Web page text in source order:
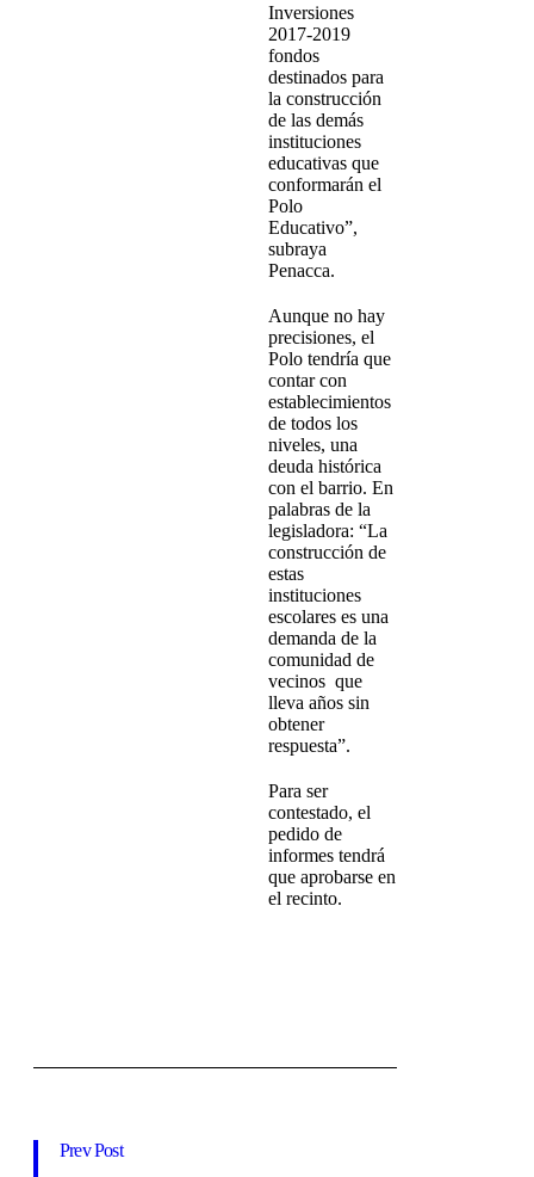
Inversiones
2017-2019
fondos
destinados para
la construcción
de las demás
instituciones
educativas que
conformarán el
Polo
Educativo”,
subraya
Penacca.
Aunque no hay
precisiones, el
Polo tendría que
contar con
establecimientos
de todos los
niveles, una
deuda histórica
con el barrio. En
palabras de la
legisladora: “La
construcción de
estas
instituciones
escolares es una
demanda de la
comunidad de
vecinos que
lleva años sin
obtener
respuesta”.
Para ser
contestado, el
pedido de
informes tendrá
que aprobarse en
el recinto.
Prev Post